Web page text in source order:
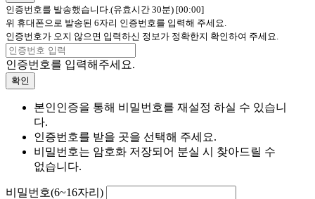
인증번호를 발송했습니다.(유효시간 30분) [00:00]
위 휴대폰으로 발송된 6자리 인증번호를 입력해 주세요.
인증번호가 오지 않으면 입력하신 정보가 정확한지 확인하여 주세요.
인증번호를 입력해주세요.
확인
본인인증을 통해 비밀번호를 재설정 하실 수 있습니
다.
인증번호를 받을 곳을 선택해 주세요.
비밀번호는 암호화 저장되어 분실 시 찾아드릴 수
없습니다.
비밀번호(6~16자리)